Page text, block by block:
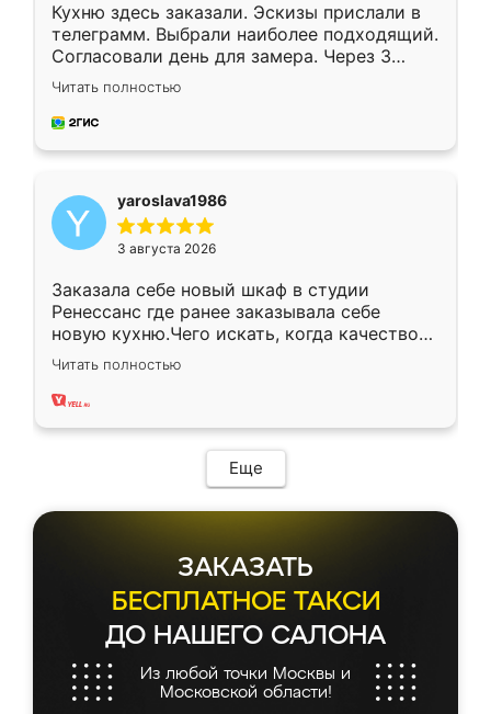
Кухню здесь заказали. Эскизы прислали в
телеграмм. Выбрали наиболее подходящий.
Согласовали день для замера. Через 3
недели кухня была уже готова. Остались
довольны работой. Спасибо Ренессанс
мебель за качественную работу!
Читать полностью
yaroslava1986
3 августа 2026
Заказала себе новый шкаф в студии
Ренессанс где ранее заказывала себе
новую кухню.Чего искать, когда качеством
вполне довольна. Служит кухня уже почти
два года, нареканий нет.
Читать полностью
Еще
ЗАКАЗАТЬ
БЕСПЛАТНОЕ ТАКСИ
ДО НАШЕГО САЛОНА
Из любой точки Москвы и
Московской области!